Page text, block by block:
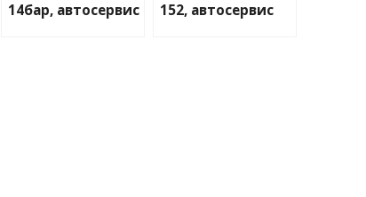
14бар, автосервис 152, автосервис